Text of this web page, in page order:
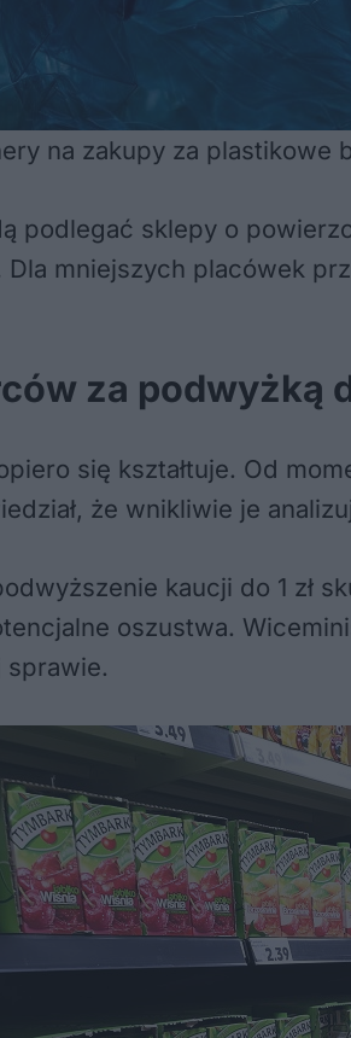
na zakupy za plastikowe
podlegać sklepy o
mniejszych placówek
za podwyżką
się kształtuje. Od
że wnikliwie je
kaucji do 1 zł
oszustwa.